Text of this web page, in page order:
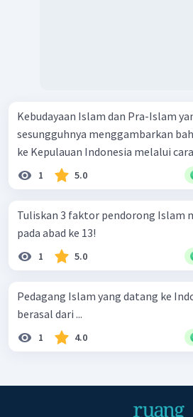
Kebudayaan Islam dan Pra-Islam
sesungguhnya menggambarkan
ke Kepulauan Indonesia melalui
1 5.0
Tuliskan 3 faktor pendorong Islam
pada abad ke 13!
1 5.0
Pedagang Islam yang datang ke
berasal dari ...
1 4.0